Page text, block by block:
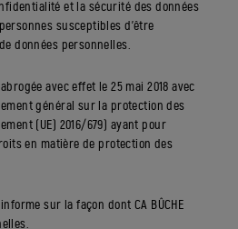
et la sécurité des données
susceptibles d’être
données personnelles.
avec effet le 25 mai 2018 avec
général sur la protection des
(UE) 2016/679) ayant pour
en matière de protection des
sur la façon dont CA BÛCHE